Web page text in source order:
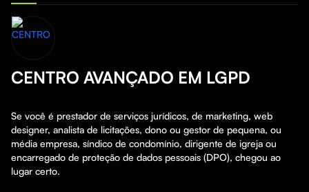
CENTRO AVANÇADO EM LGPD
Se você é prestador de serviços jurídicos, de marketing, web
designer, analista de licitações, dono ou gestor de pequena, ou
média empresa, síndico de condomínio, dirigente de igreja ou
encarregado de proteção de dados pessoais (DPO), chegou ao
lugar certo.